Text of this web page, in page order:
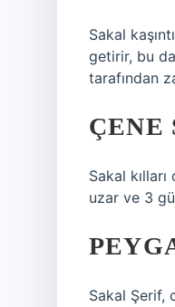
Sakal
getirir, bu
tarafından
ÇENE
Sakal
uzar ve 3
Sakal Şerif,